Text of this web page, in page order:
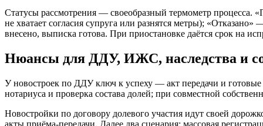
Статусы рассмотрения — своеобразный термометр процесса.
не хватает согласия супруга или разнятся метры);
внесено, выписка готова. При приостановке даётся срок на
Нюансы для ДДУ, ИЖС, наследства и
У новостроек по ДДУ ключ к успеху — акт передачи и
нотариуса и проверка состава долей; при совместной
Новостройки по договору долевого участия идут своей
акты приёма‑передачи. Далее два сценария: массовая